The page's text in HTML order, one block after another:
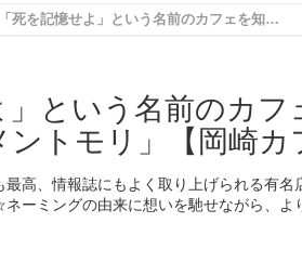
「死を記憶せよ」という名前のカフェを知っていますか？「メメントモリ」【岡崎カフェ】
」という名前のカ
トモリ」【岡崎カ
高、情報誌にもよく取り上げられる有
ーミングの由来に想いを馳せながら、よ